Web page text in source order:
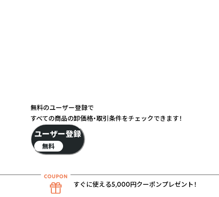
無料のユーザー登録で
すべての商品の卸価格・取引条件をチェックできます！
ユーザー登録
無料
すぐに使える5,000円クーポンプレゼント！